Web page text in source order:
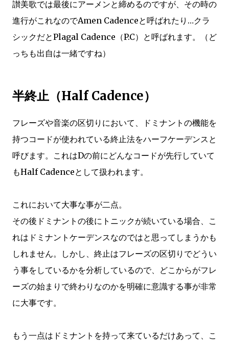
讃美歌では最後にアーメンと締めるのですが、その時の
進行がこれなのでAmen Cadenceと呼ばれたり…クラ
シックだとPlagal Cadence（P.C）と呼ばれます。（ど
っちも出自は一緒ですね）
半終止（Half Cadence）
フレーズや音楽の区切りにおいて、ドミナントの機能を
持つコードが使われている終止法をハーフケーデンスと
呼びます。これはDの前にどんなコードが先行していて
もHalf Cadenceとして扱われます。
これにおいて大事な事が二点。
その後ドミナントの後にトニックが続いている場合、こ
れはドミナントケーデンスなのではと思ってしまうかも
しれません。しかし、終止はフレーズの区切りでどうい
う事をしているかを分析しているので、どこからがフレ
ーズの始まりで終わりなのかを明確に意識する事が非常
に大事です。
もう一点はドミナントを持って来ているだけあって、こ